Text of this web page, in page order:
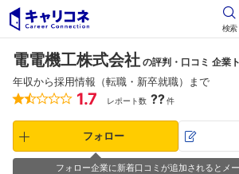
検索
電電機工株式会社 の評判・口コミ 企業
年収から採用情報（転職・新卒就職）まで
1.7 レポート数 ??件
フォロー
フォロー企業に新着口コミが追加されるとメ